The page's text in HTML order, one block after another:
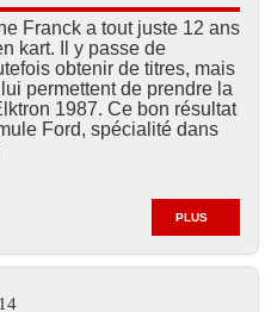
Franck a tout juste 12 ans
kart. Il y passe de
obtenir de titres, mais
permettent de prendre la
1987. Ce bon résultat
Ford, spécialité dans
PLUS